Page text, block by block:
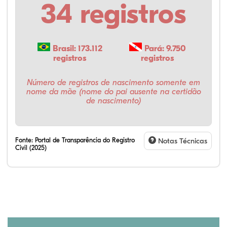
34 registros
Brasil: 173.112
registros
Pará: 9.750
registros
Número de registros de nascimento somente em
nome da mãe (nome do pai ausente na certidão
de nascimento)
Fonte: Portal de Transparência do Registro
Civil (2025)
Notas Técnicas